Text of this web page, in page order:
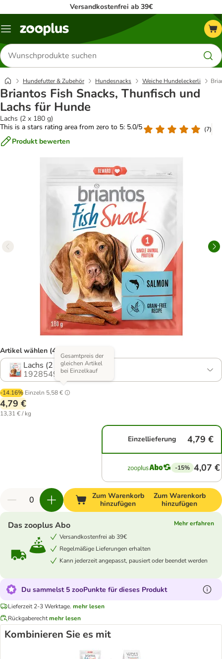
Versandkostenfrei ab 39€
Menü
Produkte
suchen
Hundefutter & Zubehör Hundesnacks Weiche Hundeleckerli
Briantos Fish Snacks, Thunfisch und
Lachs für Hunde
Lachs (2 x 180 g)
This is a stars rating area from zero to 5: 5.0/5
(7)
Produkt bewerten
Artikel wählen (4 Varianten)
Lachs (2 x 180 g)
1928549.3
-14.16% Einzeln 5,58 €
Gesamtpreis der
gleichen Artikel
bei Einzelkauf
4,79 €
13,31 € / kg
Einzellieferung 4,79 €
-15% 4,07 €
Zum Warenkorb
hinzufügen
Zum Warenkorb
hinzufügen
Das zooplus Abo
Mehr erfahren
Versandkostenfrei ab 39€
Regelmäßige Lieferungen erhalten
Kann jederzeit angepasst, pausiert oder beendet werden
Du sammelst 5 zooPunkte für dieses Produkt
Lieferzeit 2-3 Werktage. mehr lesen
Rückgaberechtmehr lesen
Kombinieren Sie es mit